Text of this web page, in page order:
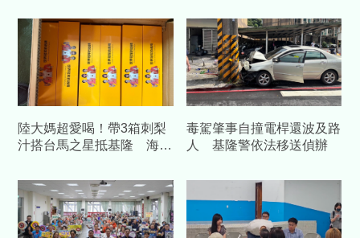
陸大媽超愛喝！帶3箱刺梨
汁搭台馬之星抵基隆 海巡
毒駕肇事自撞電桿還波及路
人 基隆警依法移送偵辦